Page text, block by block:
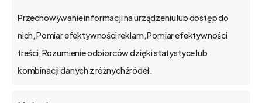
Przechowywanie informacji na urządzeniu lub dostęp do
nich, Pomiar efektywności reklam, Pomiar efektywności
treści, Rozumienie odbiorców dzięki statystyce lub
kombinacji danych z różnych źródeł.
Bezpłatny system dla firm, który nie jest
prima aprilis'owym żartem. W świecie biznesu